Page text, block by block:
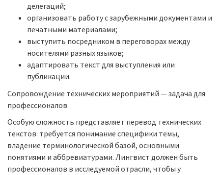
делегаций;
организовать работу с зарубежными документами и
печатными материалами;
выступить посредником в переговорах между
носителями разных языков;
адаптировать текст для выступления или
публикации.
Сопровождение технических мероприятий — задача для
профессионалов
Особую сложность представляет перевод технических
текстов: требуется понимание специфики темы,
владение терминологической базой, основными
понятиями и аббревиатурами. Лингвист должен быть
профессионалов в исследуемой отрасли, чтобы у